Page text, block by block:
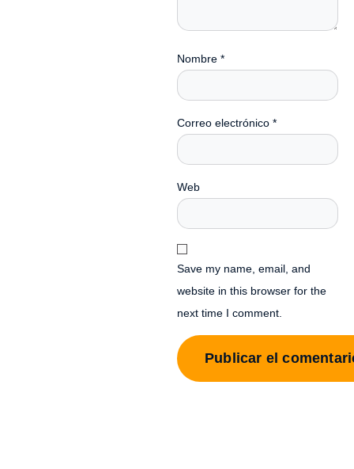
Nombre *
Correo electrónico *
Web
Save my name, email, and
website in this browser for the
next time I comment.